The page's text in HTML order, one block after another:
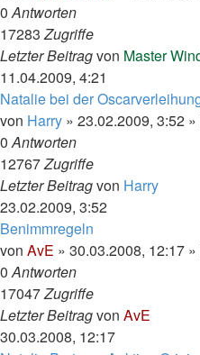
0Antworten
17283Zugriffe
Letzter Beitragvon Master
11.04.2009, 4:21
Natalie bei der
von Harry » 23.02.2009, 3:52
0Antworten
12767Zugriffe
Letzter Beitragvon Harry
23.02.2009, 3:52
Benimmregeln
von AvE » 30.03.2008, 12:17
0Antworten
17047Zugriffe
Letzter Beitragvon AvE
30.03.2008, 12:17